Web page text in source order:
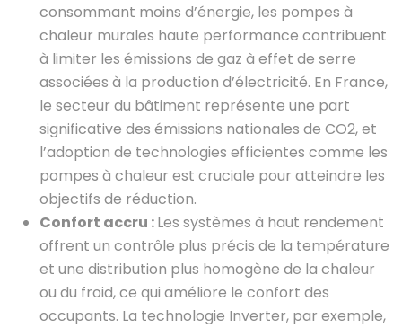
consommant moins d’énergie, les pompes à
chaleur murales haute performance contribuent
à limiter les émissions de gaz à effet de serre
associées à la production d’électricité. En France,
le secteur du bâtiment représente une part
significative des émissions nationales de CO2, et
l’adoption de technologies efficientes comme les
pompes à chaleur est cruciale pour atteindre les
objectifs de réduction.
Confort accru :Les systèmes à haut rendement
offrent un contrôle plus précis de la température
et une distribution plus homogène de la chaleur
ou du froid, ce qui améliore le confort des
occupants. La technologie Inverter, par exemple,